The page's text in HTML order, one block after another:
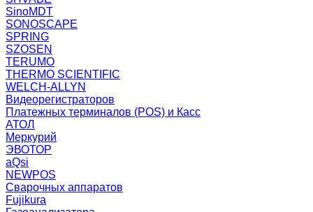
SinoMDT
SONOSCAPE
SPRING
SZOSEN
TERUMO
THERMO SCIENTIFIC
WELCH-ALLYN
Видеорегистраторов
Платежных терминалов (POS) и Касс
АТОЛ
Меркурий
ЭВОТОР
aQsi
NEWPOS
Сварочных аппаратов
Fujikura